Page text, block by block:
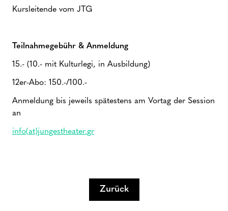
Kursleitende vom JTG
Teilnahmegebühr & Anmeldung
15.- (10.- mit Kulturlegi, in Ausbildung)
12er-Abo: 150.-/100.-
Anmeldung bis jeweils spätestens am Vortag der Session
an
info(at)jungestheater.gr
Zurück